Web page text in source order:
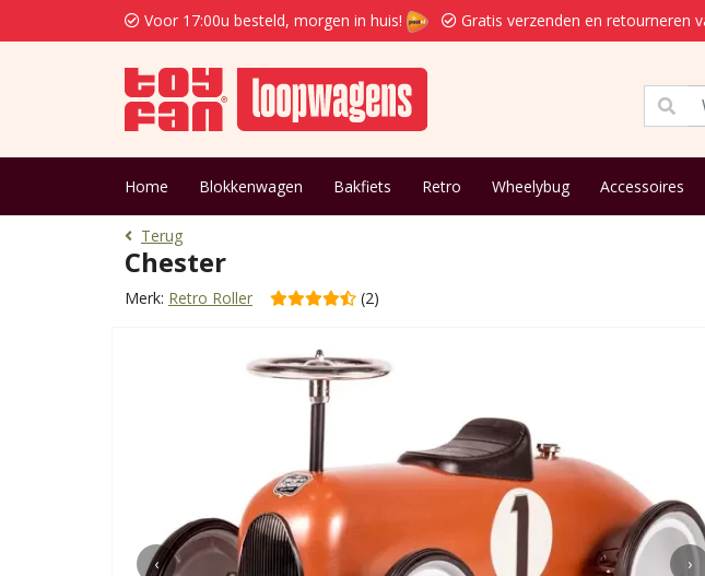
Voor 17:00u besteld, morgen in huis! Gratis verzenden en retourneren
Home Blokkenwagen Bakfiets Retro Wheelybug Accessoires
Terug
Chester
Merk: Retro Roller (2)
‹ ›